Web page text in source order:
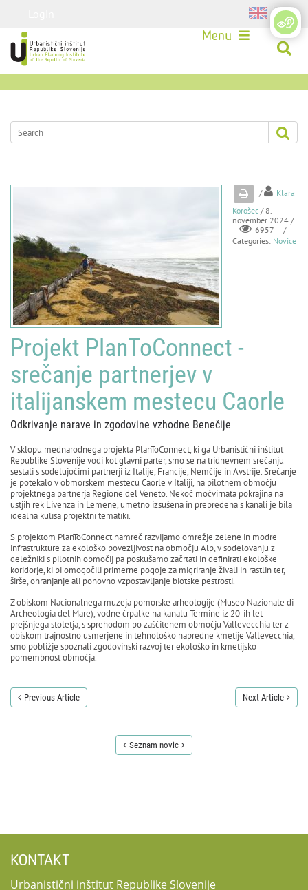
Menu
/
Klara
Korošec / 8.
november 2024 /
6957
/
Categories: Novice
Projekt PlanToConnect -
srečanje partnerjev v
italijanskem mestecu Caorle
Odkrivanje narave in zgodovine vzhodne Benečije
V sklopu mednarodnega projekta PlanToConnect, ki ga Urbanistični inštitut
Republike Slovenije vodi kot glavni parter, smo se na tridnevnem srečanju
sestali s sodelujočimi partnerji iz Italije, Francije, Nemčije in Avstrije. Srečanje
je potekalo v obmorskem mestecu Caorle v Italiji, na pilotnem območju
projektnega partnerja Regione del Veneto. Nekoč močvirnata pokrajina na
ustjih rek Livenza in Lemene, umetno izsušena in prepredena s kanali je bila
idealna kulisa projektni tematiki.
S projektom PlanToConnect namreč razvijamo omrežje zelene in modre
infrastrukture za ekološko povezljivost na območju Alp, v sodelovanju z
deležniki s pilotnih območij pa poskušamo začrtati in definirati ekološke
koridorje, ki bi omogočili primerne pogoje za migriranje živali in rastlin ter,
širše, ohranjanje ali ponovno vzpostavljanje biotske pestrosti.
Z obiskom Nacionalnega muzeja pomorske arheologije (Museo Nazionale di
Archeologia del Mare), vodne črpalke na kanalu Termine iz 20-ih let
prejšnjega stoletja, s sprehodom po zaščitenem območju Vallevecchia ter z
obiskom trajnostno usmerjene in tehnološko napredne kmetije Vallevecchia,
smo pobližje spoznali zgodovinski razvoj ter ekološko in kmetijsko
pomembnost območja.
Previous Article Next Article
Seznam novic
KONTAKT
Urbanistični inštitut Republike Slovenije